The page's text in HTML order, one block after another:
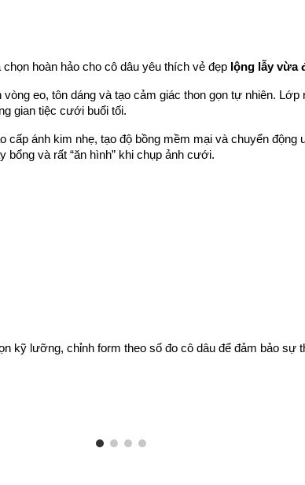
hoàn hảo cho cô dâu yêu thích vẻ đẹp lộng lẫy vừa
eo, tôn dáng và tạo cảm giác thon gọn tự nhiên.
gian tiệc cưới buổi tối.
cấp ánh kim nhẹ, tạo độ bồng mềm mại và chuyển
bổng và rất “ăn hình” khi chụp ảnh cưới.
kỹ lưỡng, chỉnh form theo số đo cô dâu để đảm bảo sự